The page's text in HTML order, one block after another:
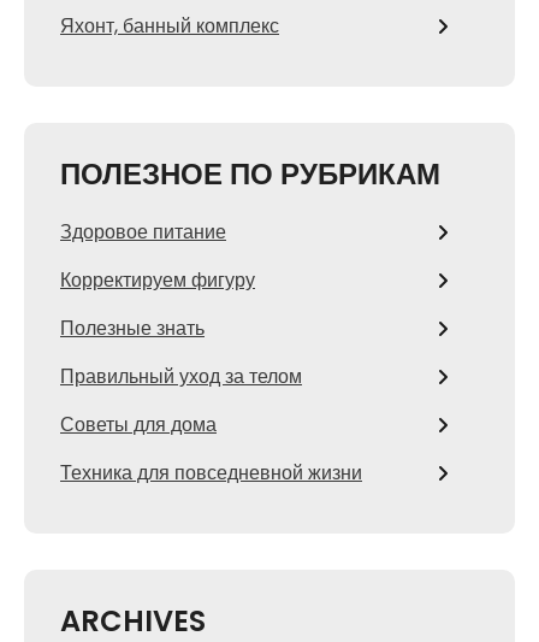
Яхонт, банный комплекс
ПОЛЕЗНОЕ ПО РУБРИКАМ
Здоровое питание
Корректируем фигуру
Полезные знать
Правильный уход за телом
Советы для дома
Техника для повседневной жизни
ARCHIVES